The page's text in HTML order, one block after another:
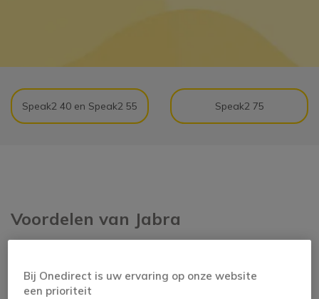
Speak2 40 en Speak2 55 Speak2 75
Voordelen van Jabra
Bij Onedirect is uw ervaring op onze website
een prioriteit